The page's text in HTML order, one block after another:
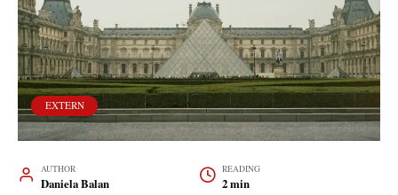
EXTERN
AUTHOR
Daniela Balan
READING
2 min